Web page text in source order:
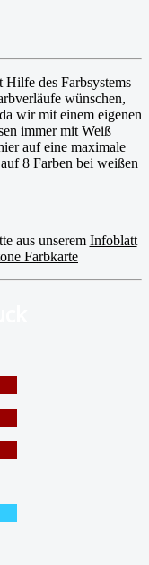
des Farbsystems
wünschen,
wir mit einem eigenen
immer mit Weiß
auf eine maximale
8 Farben bei weißen
aus unserem Infoblatt
Farbkarte